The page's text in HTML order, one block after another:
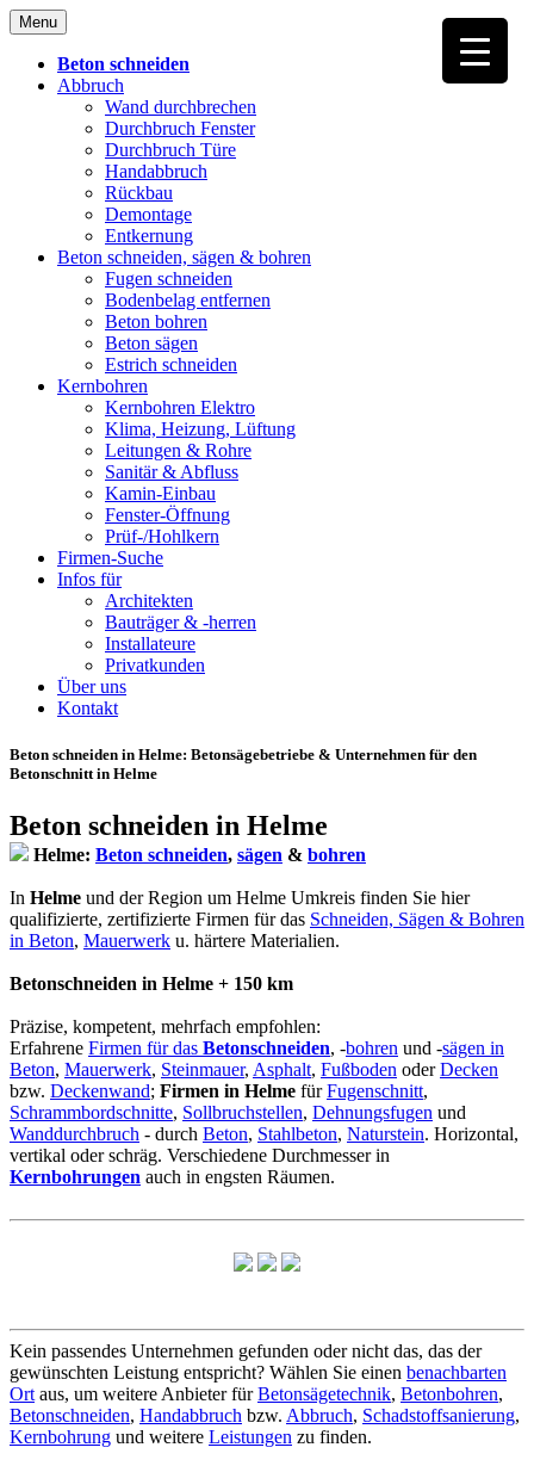
Skip
to
content
Menu
Beton schneiden
Abbruch
Wand durchbrechen
Durchbruch Fenster
Durchbruch Türe
Handabbruch
Rückbau
Demontage
Entkernung
Beton schneiden, sägen & bohren
Fugen schneiden
Bodenbelag entfernen
Beton bohren
Beton sägen
Estrich schneiden
Kernbohren
Kernbohren Elektro
Klima, Heizung, Lüftung
Leitungen & Rohre
Sanitär & Abfluss
Kamin-Einbau
Fenster-Öffnung
Prüf-/Hohlkern
Firmen-Suche
Infos für
Architekten
Bauträger & -herren
Installateure
Privatkunden
Über uns
Kontakt
Beton schneiden in Helme: Betonsägebetriebe & Unternehmen für den
Betonschnitt in Helme
Beton schneiden in Helme
Helme: Beton schneiden, sägen & bohren
In Helme und der Region um Helme Umkreis finden Sie hier
qualifizierte, zertifizierte Firmen für das Schneiden, Sägen & Bohren
in Beton, Mauerwerk u. härtere Materialien.
Betonschneiden in Helme + 150 km
Präzise, kompetent, mehrfach empfohlen:
Erfahrene Firmen für das Betonschneiden, -bohren und -sägen in
Beton, Mauerwerk, Steinmauer, Asphalt, Fußboden oderDecken
bzw. Deckenwand; Firmen in Helme fürFugenschnitt,
Schrammbordschnitte, Sollbruchstellen, Dehnungsfugen und
Wanddurchbruch - durch Beton, Stahlbeton, Naturstein. Horizontal,
vertikal oder schräg. Verschiedene Durchmesser in
Kernbohrungen auch in engsten Räumen.
Kein passendes Unternehmen gefunden oder nicht das, das der
gewünschten Leistung entspricht? Wählen Sie einen benachbarten
Ort aus, um weitere Anbieter fürBetonsägetechnik, Betonbohren,
Betonschneiden, Handabbruch bzw. Abbruch, Schadstoffsanierung,
Kernbohrung und weitere Leistungen zu finden.